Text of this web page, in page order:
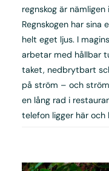
regnskog är
Regnskogen har sina
helt eget ljus. I
arbetar med hållbar
taket, nedbrytbart
på ström – och
en lång rad i
telefon ligger här och